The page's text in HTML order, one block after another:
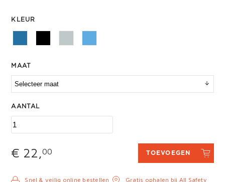
KLEUR
MAAT
AANTAL
€ 22,00 TOEVOEGEN
Snel & veilig online bestellen
Gratis ophalen bij All Safety